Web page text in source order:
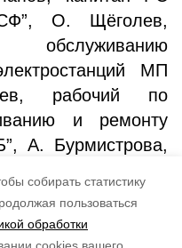
собирать статистику
пользоваться
обработки
О. Щёголев,
обслуживанию
МП
рабочий по
и ремонту
А. Бурмистрова,
д/с “Северянка”.